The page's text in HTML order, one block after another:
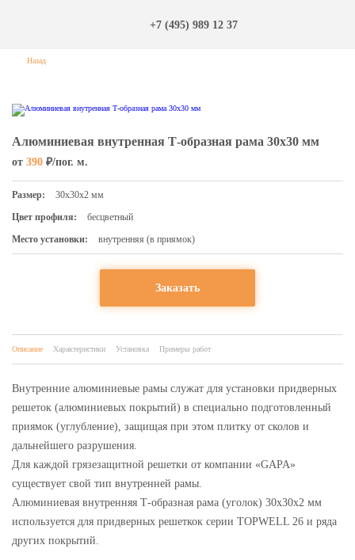
+7 (495) 989 12 37
Назад
Алюминиевая внутренная Т-образная рама 30х30 мм
от 390 ₽/пог. м.
Размер:
30х30х2 мм
Цвет профиля:
бесцветный
Место установки:
внутренняя (в приямок)
Заказать
Описание Характеристики Установка Примеры работ
Внутренние алюминиевые рамы служат для установки придверных
решеток (алюминиевых покрытий) в специально подготовленный
приямок (углубление), защищая при этом плитку от сколов и
дальнейшего разрушения.
Для каждой грязезащитной решетки от компании «GAPA»
существует свой тип внутренней рамы.
Алюминиевая внутренняя Т-образная рама (уголок) 30х30х2 мм
используется для придверных решеткок серии TOPWELL 26 и ряда
других покрытий.